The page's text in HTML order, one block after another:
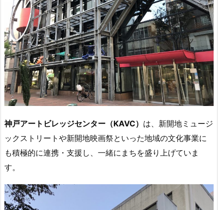
神戸アートビレッジセンター（KAVC） は、新開地ミュージ
ックストリートや新開地映画祭といった地域の文化事業に
も積極的に連携・支援し、一緒にまちを盛り上げていま
す。